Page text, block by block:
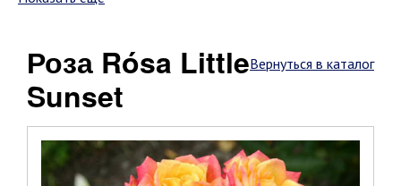
Вернуться в каталог
Роза Rósa Little
Sunset